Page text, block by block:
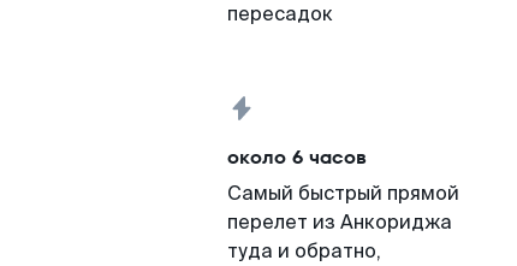
пересадок
около 6 часов
Самый быстрый прямой
перелет из Анкориджа
туда и обратно,